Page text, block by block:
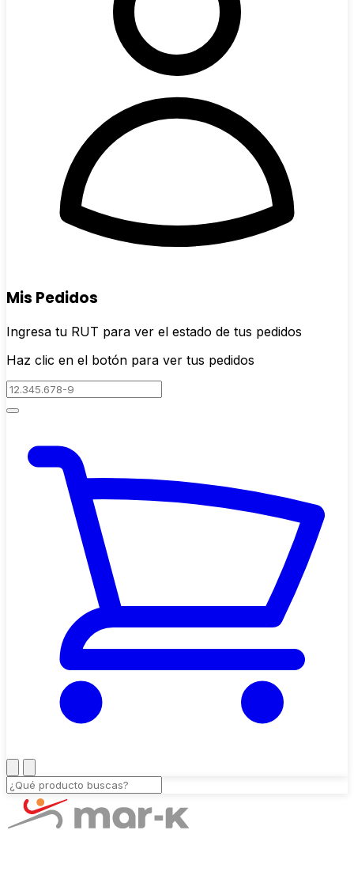
Mis Pedidos
Ingresa tu RUT para ver el estado de tus pedidos
Haz clic en el botón para ver tus pedidos